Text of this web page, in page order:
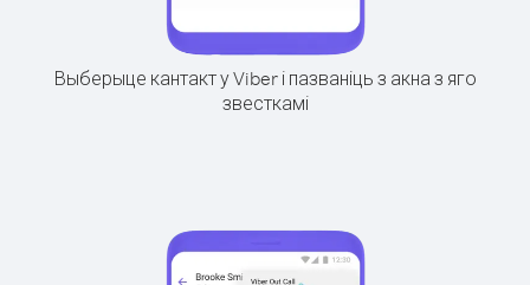
Выберыце кантакт у Viber і пазваніць з акна з яго
звесткамі